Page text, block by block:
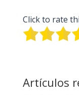
Click to rate
Artículos